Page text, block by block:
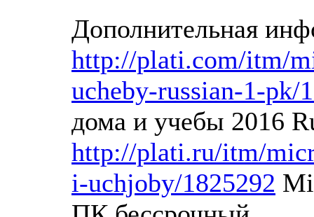
Дополнительная
http://plati.com/itm/
ucheby-russian-1-pk/
дома и учебы 2016
http://plati.ru/itm/
i-uchjoby/1825292